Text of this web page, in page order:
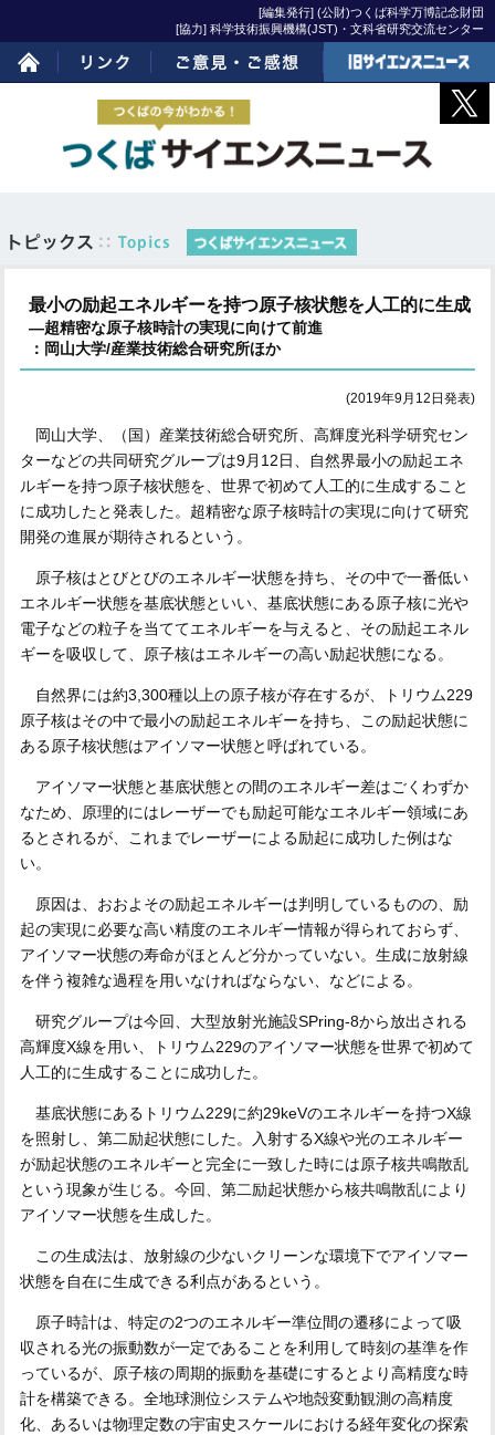
[編集発行] (公財)つくば科学万博記念財団
[協力] 科学技術振興機構(JST)・文科省研究交流センター
ホーム リンク ご意見・ご感想
旧サイエンスニュー
最小の励起エネルギーを持つ原子核状態を人工的に生成
―超精密な原子核時計の実現に向けて前進
：岡山大学/産業技術総合研究所ほか
(2019年9月12日発表)
岡山大学、（国）産業技術総合研究所、高輝度光科学研究セン
ターなどの共同研究グループは9月12日、自然界最小の励起エネ
ルギーを持つ原子核状態を、世界で初めて人工的に生成すること
に成功したと発表した。超精密な原子核時計の実現に向けて研究
開発の進展が期待されるという。
原子核はとびとびのエネルギー状態を持ち、その中で一番低い
エネルギー状態を基底状態といい、基底状態にある原子核に光や
電子などの粒子を当ててエネルギーを与えると、その励起エネル
ギーを吸収して、原子核はエネルギーの高い励起状態になる。
自然界には約3,300種以上の原子核が存在するが、トリウム229
原子核はその中で最小の励起エネルギーを持ち、この励起状態に
ある原子核状態はアイソマー状態と呼ばれている。
アイソマー状態と基底状態との間のエネルギー差はごくわずか
なため、原理的にはレーザーでも励起可能なエネルギー領域にあ
るとされるが、これまでレーザーによる励起に成功した例はな
い。
原因は、おおよその励起エネルギーは判明しているものの、励
起の実現に必要な高い精度のエネルギー情報が得られておらず、
アイソマー状態の寿命がほとんど分かっていない。生成に放射線
を伴う複雑な過程を用いなければならない、などによる。
研究グループは今回、大型放射光施設SPring-8から放出される
高輝度X線を用い、トリウム229のアイソマー状態を世界で初めて
人工的に生成することに成功した。
基底状態にあるトリウム229に約29keVのエネルギーを持つX線
を照射し、第二励起状態にした。入射するX線や光のエネルギー
が励起状態のエネルギーと完全に一致した時には原子核共鳴散乱
という現象が生じる。今回、第二励起状態から核共鳴散乱により
アイソマー状態を生成した。
この生成法は、放射線の少ないクリーンな環境下でアイソマー
状態を自在に生成できる利点があるという。
原子時計は、特定の2つのエネルギー準位間の遷移によって吸
収される光の振動数が一定であることを利用して時刻の基準を作
っているが、原子核の周期的振動を基礎にするとより高精度な時
計を構築できる。全地球測位システムや地殻変動観測の高精度
化、あるいは物理定数の宇宙史スケールにおける経年変化の探索